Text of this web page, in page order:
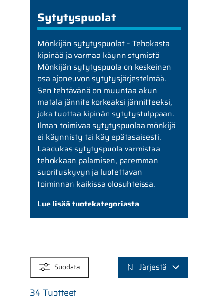
Sytytyspuolat
Mönkijän sytytyspuolat – Tehokasta
kipinää ja varmaa käynnistymistä
Mönkijän sytytyspuola on keskeinen
osa ajoneuvon sytytysjärjestelmää.
Sen tehtävänä on muuntaa akun
matala jännite korkeaksi jännitteeksi,
joka tuottaa kipinän sytytystulppaan.
Ilman toimivaa sytytyspuolaa mönkijä
ei käynnisty tai käy epätasaisesti.
Laadukas sytytyspuola varmistaa
tehokkaan palamisen, paremman
suorituskyvyn ja luotettavan
toiminnan kaikissa olosuhteissa.
Lue lisää tuotekategoriasta
Suodata Järjestä
34 Tuotteet